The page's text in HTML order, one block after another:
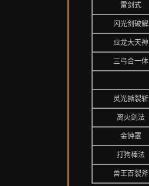
雷剑式
闪光剑破解
应龙大天神
三弓合一体
灵光撕裂斩
离火剑法
金钟罩
打狗棒法
兽王百裂斧